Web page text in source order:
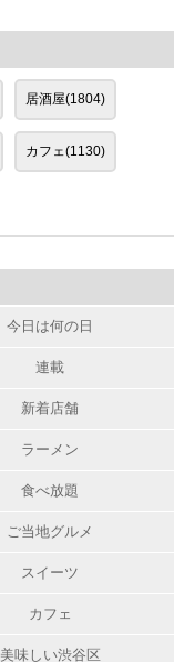
居酒屋(1804)
カフェ(1130)
今日は何の日
連載
新着店舗
ラーメン
食べ放題
ご当地グルメ
スイーツ
カフェ
美味しい渋谷区